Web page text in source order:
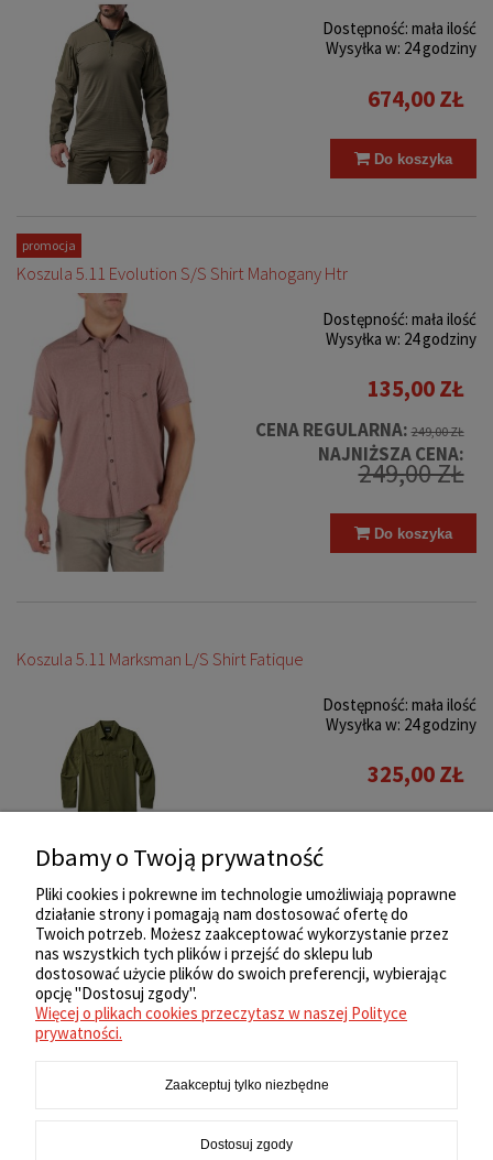
Dostępność: mała ilość
Wysyłka w: 24 godziny
674,00 ZŁ
Do koszyka
Koszula 5.11 Evolution S/S Shirt Mahogany Htr
Dostępność: mała ilość
Wysyłka w: 24 godziny
135,00 ZŁ
CENA REGULARNA:249,00 ZŁ
NAJNIŻSZA CENA:
249,00 ZŁ
Do koszyka
promocja
Koszula 5.11 Marksman L/S Shirt Fatique
Dostępność: mała ilość
Wysyłka w: 24 godziny
325,00 ZŁ
« 1 2 3 4 5 ... 7 »
ZAKUPY
REGULAMIN
MOJE KONTO
INFORMACJE
Dbamy o Twoją prywatność
Pliki cookies i pokrewne im technologie umożliwiają poprawne
działanie strony i pomagają nam dostosować ofertę do
Twoich potrzeb. Możesz zaakceptować wykorzystanie przez
nas wszystkich tych plików i przejść do sklepu lub
dostosować użycie plików do swoich preferencji, wybierając
opcję "Dostosuj zgody".
Więcej o plikach cookies przeczytasz w naszej Polityce
prywatności.
Zaakceptuj tylko niezbędne
Dostosuj zgody